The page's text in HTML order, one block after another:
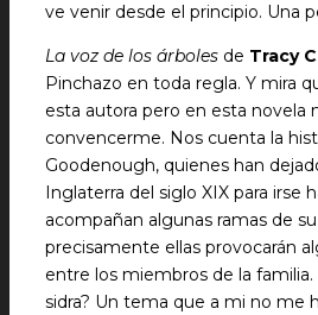
ve venir desde el principio. Una
La voz de los árboles de Tracy
Pinchazo en toda regla. Y mira
esta autora pero en esta novela
convencerme. Nos cuenta la
Goodenough, quienes han
Inglaterra del siglo XIX para irse
acompañan algunas ramas de
precisamente ellas provocarán
entre los miembros de la
sidra? Un tema que a mi no me